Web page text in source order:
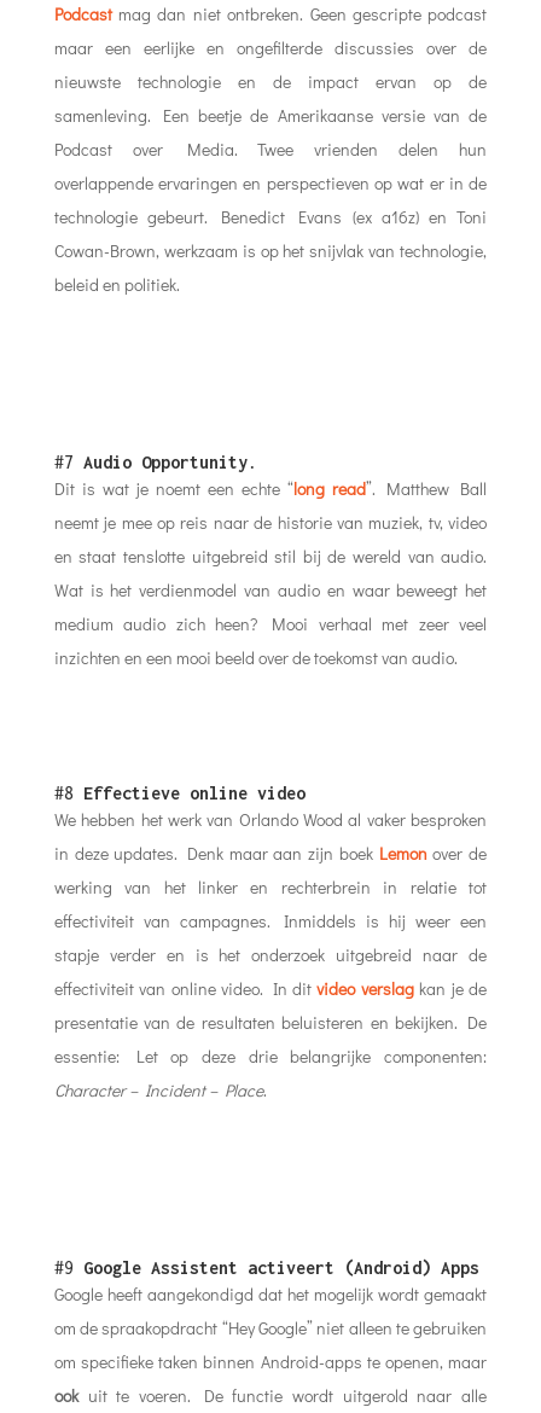
Podcastmag dan niet ontbreken. Geen gescripte podcast
maar een eerlijke en ongefilterde discussies over de
nieuwste technologie en de impact ervan op de
samenleving. Een beetje de Amerikaanse versie van de
Podcast over Media. Twee vrienden delen hun
overlappende ervaringen en perspectieven op wat er in de
technologie gebeurt. Benedict Evans (ex a16z) en Toni
Cowan-Brown, werkzaam is op het snijvlak van technologie,
beleid en politiek.
#7 Audio Opportunity.
Dit is wat je noemt een echte “long read”. Matthew Ball
neemt je mee op reis naar de historie van muziek, tv, video
en staat tenslotte uitgebreid stil bij de wereld van audio.
Wat is het verdienmodel van audio en waar beweegt het
medium audio zich heen? Mooi verhaal met zeer veel
inzichten en een mooi beeld over de toekomst van audio.
#8 Effectieve online video
We hebben het werk van Orlando Wood al vaker besproken
in deze updates. Denk maar aan zijn boek Lemon over de
werking van het linker en rechterbrein in relatie tot
effectiviteit van campagnes. Inmiddels is hij weer een
stapje verder en is het onderzoek uitgebreid naar de
effectiviteit van online video. In ditvideo verslagkan je de
presentatie van de resultaten beluisteren en bekijken. De
essentie: Let op deze drie belangrijke componenten:
Character – Incident – Place.
#9 Google Assistent activeert (Android) Apps
Google heeft aangekondigd dat het mogelijk wordt gemaakt
om de spraakopdracht “Hey Google” niet alleen te gebruiken
om specifieke taken binnen Android-apps te openen, maar
ookuit te voeren. De functie wordt uitgerold naar alle